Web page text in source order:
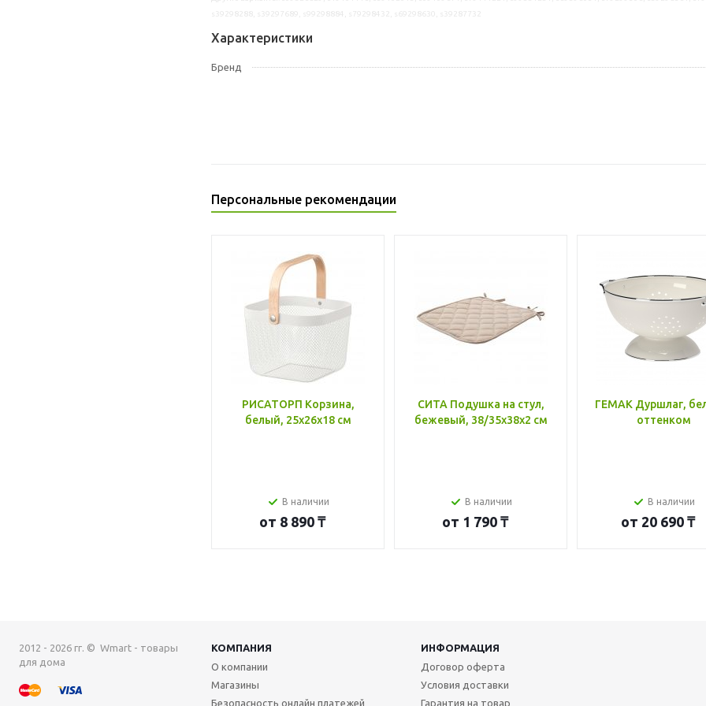
Характеристики
Бренд
Персональные рекомендации
РИСАТОРП Корзина,
белый, 25x26x18 см
В наличии
от 8 890 ₸
СИТА Подушка на стул,
бежевый, 38/35x38x2 см
В наличии
от 1 790 ₸
ГЕМАК Дуршлаг,
оттенком
В наличии
от 20 690 ₸
2012 - 2026 гг. © Wmart - товары
для дома
КОМПАНИЯ
ИНФОРМАЦИЯ
О компании
Магазины
Безопасность онлайн платежей
Договор оферта
Условия доставки
Гарантия на товар